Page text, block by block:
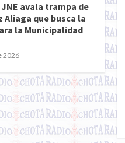
avala trampa de
Aliaga que busca la
la Municipalidad
2026